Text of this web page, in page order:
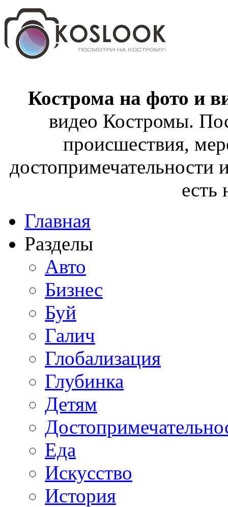
Кострома на фото и
видео Костромы.
происшествия,
достопримечательности
есть
Главная
Разделы
Авто
Бизнес
Буй
Галич
Глобализация
Глубинка
Детям
Еда
Искусство
История